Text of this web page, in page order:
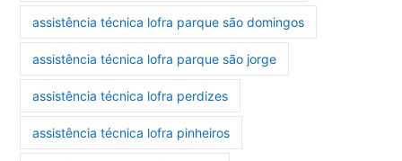
assistência técnica lofra parque são domingos
assistência técnica lofra parque são jorge
assistência técnica lofra perdizes
assistência técnica lofra pinheiros